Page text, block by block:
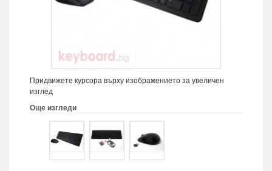
Придвижете курсора върху изображението за увеличен
изглед
Още изгледи